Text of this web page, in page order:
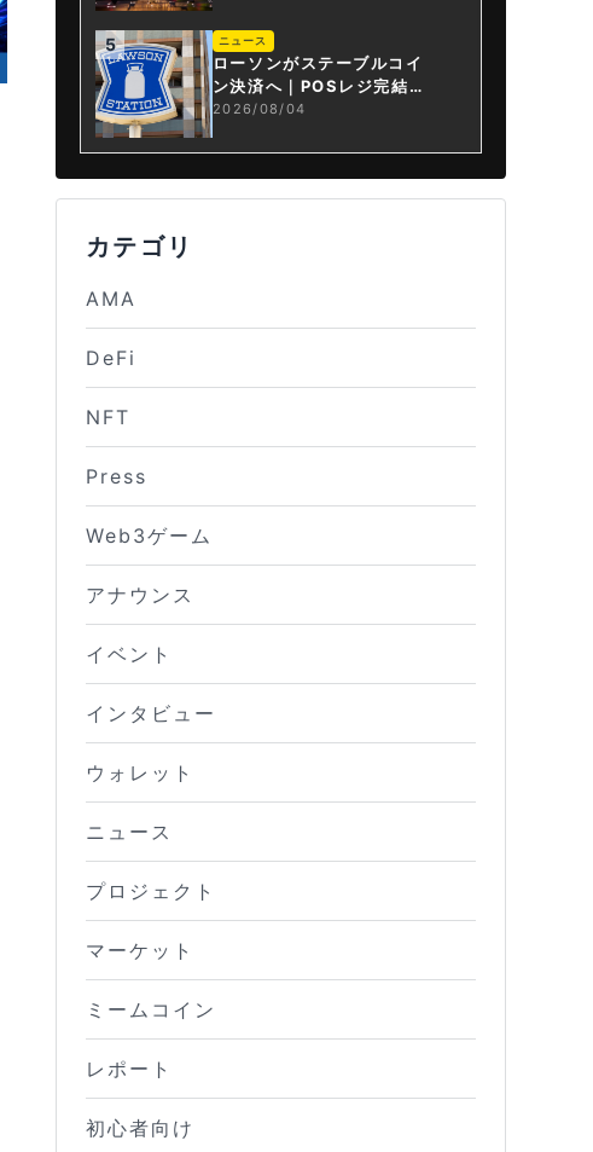
5 ニュース
ローソンがステーブルコイ
ン決済へ｜POSレジ完結は
国内初
2026/08/04
カテゴリ
AMA
DeFi
NFT
Press
Web3ゲーム
アナウンス
イベント
インタビュー
ウォレット
ニュース
プロジェクト
マーケット
ミームコイン
レポート
初心者向け